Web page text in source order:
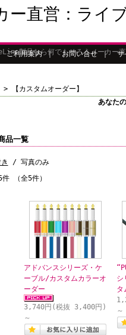
ー直営：ライ
製品なら何でもそろうメーカー直
ご利用案内｜ お問い合せ｜ サ
【カスタムオーダー】
あなた
品一覧
/ 写真のみ
件 （全5件）
アドバンスシリーズ・ケ
ーブル/カスタムカラーオ
ーダー
3,740円(税抜 3,400円)
～
シ
タ
～